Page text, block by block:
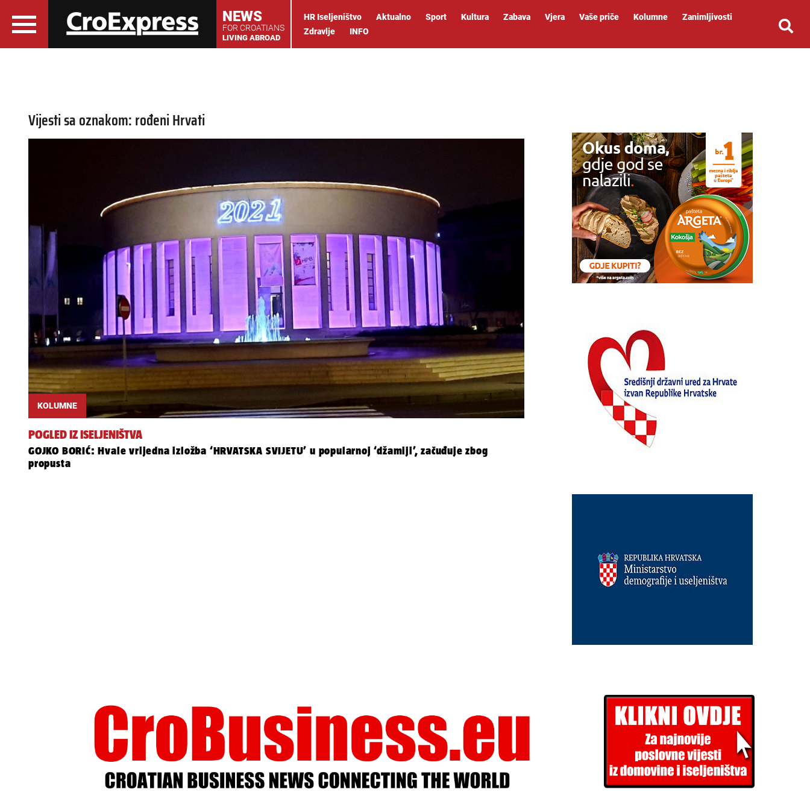
NEWS
FOR CROATIANS
LIVING ABROAD
HR Iseljeništvo Aktualno Sport Kultura Zabava Vjera Vaše priče Kolumne
Zanimljivosti
Zdravlje
INFO
Vijesti sa oznakom: rođeni Hrvati
KOLUMNE
POGLED IZ ISELJENIŠTVA
GOJKO BORIĆ: Hvale vrijedna izložba ‘HRVATSKA SVIJETU’ u popularnoj ‘džamiji’, začuđuje zbog
propusta